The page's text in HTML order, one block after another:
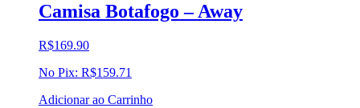
Camisa Botafogo – Away
R$169.90
No Pix: R$159.71
Adicionar ao Carrinho